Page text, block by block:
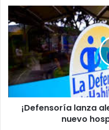
¡Defensoría
lanza
alerta!
con
urgencia
nuevo
hospital
geriátrico
¡Defensoría lanza
nuevo